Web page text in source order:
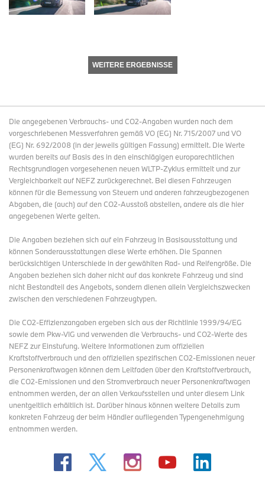
WEITERE ERGEBNISSE
Die angegebenen Verbrauchs- und CO2-Angaben wurden nach dem
vorgeschriebenen Messverfahren gemäß VO (EG) Nr. 715/2007 und VO
(EG) Nr. 692/2008 (in der jeweils gültigen Fassung) ermittelt. Die Werte
wurden bereits auf Basis des in den einschlägigen europarechtlichen
Rechtsgrundlagen vorgesehenen neuen WLTP-Zyklus ermittelt und zur
Vergleichbarkeit auf NEFZ zurückgerechnet. Bei diesen Fahrzeugen
können für die Bemessung von Steuern und anderen fahrzeugbezogenen
Abgaben, die (auch) auf den CO2-Ausstoß abstellen, andere als die hier
angegebenen Werte gelten.
Die Angaben beziehen sich auf ein Fahrzeug in Basisausstattung und
können Sonderausstattungen diese Werte erhöhen. Die Spannen
berücksichtigen Unterschiede in der gewählten Rad- und Reifengröße. Die
Angaben beziehen sich daher nicht auf das konkrete Fahrzeug und sind
nicht Bestandteil des Angebots, sondern dienen allein Vergleichszwecken
zwischen den verschiedenen Fahrzeugtypen.
Die CO2-Effizienzangaben ergeben sich aus der Richtlinie 1999/94/EG
sowie dem Pkw-VIG und verwenden die Verbrauchs- und CO2-Werte des
NEFZ zur Einstufung. Weitere Informationen zum offiziellen
Kraftstoffverbrauch und den offiziellen spezifischen CO2-Emissionen neuer
Personenkraftwagen können dem Leitfaden über den Kraftstoffverbrauch,
die CO2-Emissionen und den Stromverbrauch neuer Personenkraftwagen
entnommen werden, der an allen Verkaufsstellen und unter diesem Link
unentgeltlich erhältlich ist. Darüber hinaus können weitere Details zum
konkreten Fahrzeug der beim Händler aufliegenden Typengenehmigung
entnommen werden.